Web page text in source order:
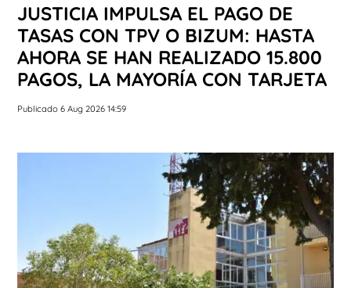
JUSTICIA IMPULSA EL PAGO DE
TASAS CON TPV O BIZUM: HASTA
AHORA SE HAN REALIZADO 15.800
PAGOS, LA MAYORÍA CON TARJETA
Publicado 6 Aug 2026 14:59